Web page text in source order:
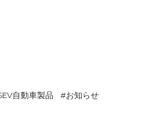
自動車製品
お知らせ